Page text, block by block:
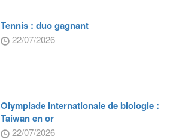
Tennis : duo gagnant
22/07/2026
Olympiade internationale de biologie :
Taiwan en or
22/07/2026